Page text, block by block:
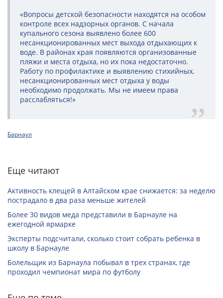
«Вопросы детской безопасности находятся на особом
контроле всех надзорных органов. С начала
купального сезона выявлено более 600
несанкционированных мест выхода отдыхающих к
воде. В районах края появляются организованные
пляжи и места отдыха, но их пока недостаточно.
Работу по профилактике и выявлению стихийных,
несанкционированных мест отдыха у воды
необходимо продолжать. Мы не имеем права
расслабляться!»
Барнаул
Еще читают
Активность клещей в Алтайском крае снижается: за неделю
пострадало в два раза меньше жителей
Более 30 видов меда представили в Барнауле на
ежегодной ярмарке
Эксперты подсчитали, сколько стоит собрать ребенка в
школу в Барнауле
Болельщик из Барнаула побывал в трех странах, где
проходил чемпионат мира по футболу